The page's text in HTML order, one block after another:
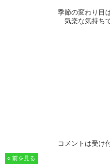
季節の変わり目
気楽な気持ち
コメントは受け
« 前を見る